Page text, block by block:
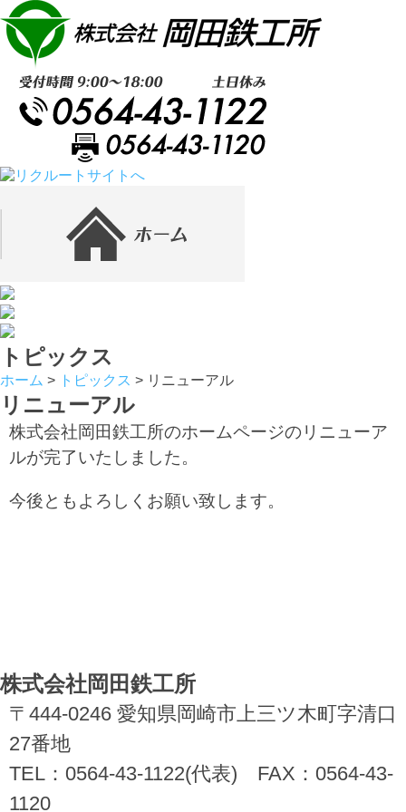
トピックス
ホーム > トピックス > リニューアル
リニューアル
株式会社岡田鉄工所のホームページのリニューア
ルが完了いたしました。
今後ともよろしくお願い致します。
株式会社岡田鉄工所
〒444-0246 愛知県岡崎市上三ツ木町字清口
27番地
TEL：0564-43-1122(代表) FAX：0564-43-
1120